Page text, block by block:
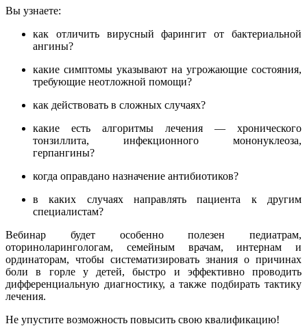
Вы узнаете:
как отличить вирусный фарингит от бактериальной
ангины?
какие симптомы указывают на угрожающие состояния,
требующие неотложной помощи?
как действовать в сложных случаях?
какие есть алгоритмы лечения — хронического
тонзиллита, инфекционного мононуклеоза,
герпангины?
когда оправдано назначение антибиотиков?
в каких случаях направлять пациента к другим
специалистам?
Вебинар будет особенно полезен педиатрам,
оториноларингологам, семейным врачам, интернам и
ординаторам, чтобы систематизировать знания о причинах
боли в горле у детей, быстро и эффективно проводить
дифференциальную диагностику, а также подбирать тактику
лечения.
Не упустите возможность повысить свою квалификацию!